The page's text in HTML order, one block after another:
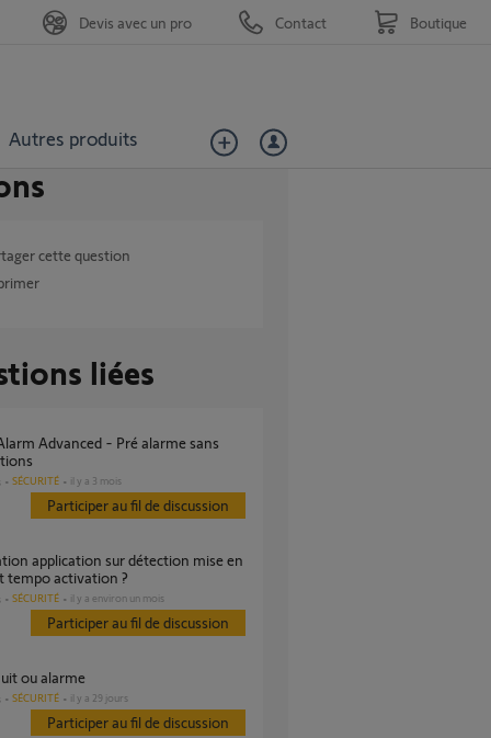
Autres produits
Devis avec un pro Contact Boutique
cette question
liées
SÉCURITÉ il y a 3 mois
Participer au fil de discussion
tempo activation ?
SÉCURITÉ il y a environ un mois
Participer au fil de discussion
ou alarme
SÉCURITÉ il y a 29 jours
Participer au fil de discussion